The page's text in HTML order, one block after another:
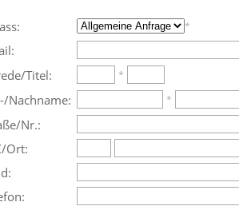
*
Titel: *
Nachname: *
Nr.:
Ort: